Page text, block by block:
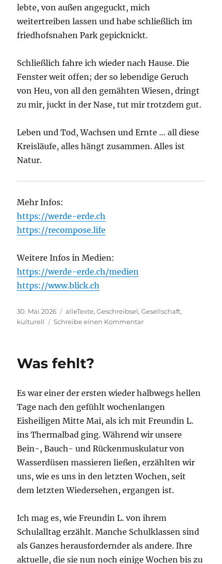
lebte, von außen angeguckt, mich
weitertreiben lassen und habe schließlich im
friedhofsnahen Park gepicknickt.
Schließlich fahre ich wieder nach Hause. Die
Fenster weit offen; der so lebendige Geruch
von Heu, von all den gemähten Wiesen, dringt
zu mir, juckt in der Nase, tut mir trotzdem gut.
Leben und Tod, Wachsen und Ernte … all diese
Kreisläufe, alles hängt zusammen. Alles ist
Natur.
Mehr Infos:
https://werde-erde.ch
https://recompose.life
Weitere Infos in Medien:
https://werde-erde.ch/medien
https://www.blick.ch
Veröffentlicht
am
30. Mai 2026 Kategorien
alleTexte,Geschreibsel,Gesellschaft,
kulturell
Schreibe einen Kommentarzu
Was fehlt?
Es war einer der ersten wieder halbwegs hellen
Tage nach den gefühlt wochenlangen
Eisheiligen Mitte Mai, als ich mit Freundin L.
ins Thermalbad ging. Während wir unsere
Bein-, Bauch- und Rückenmuskulatur von
Wasserdüsen massieren ließen, erzählten wir
uns, wie es uns in den letzten Wochen, seit
dem letzten Wiedersehen, ergangen ist.
Ich mag es, wie Freundin L. von ihrem
Schulalltag erzählt. Manche Schulklassen sind
als Ganzes herausfordernder als andere. Ihre
aktuelle, die sie nun noch einige Wochen bis zu